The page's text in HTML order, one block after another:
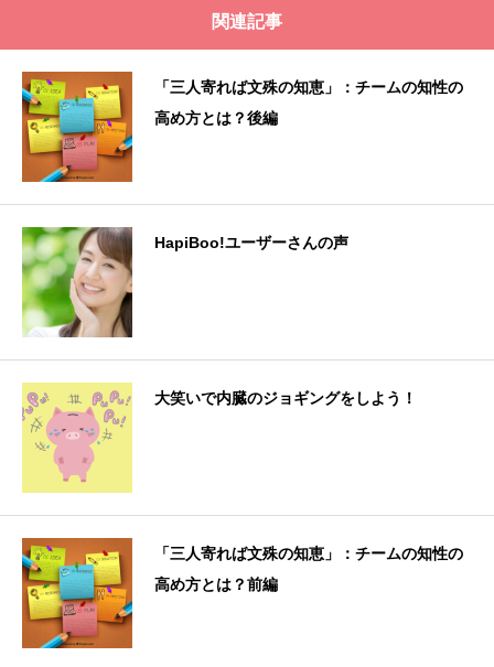
関連記事
「三人寄れば文殊の知恵」：チームの知性の
高め方とは？後編
HapiBoo!ユーザーさんの声
大笑いで内臓のジョギングをしよう！
「三人寄れば文殊の知恵」：チームの知性の
高め方とは？前編